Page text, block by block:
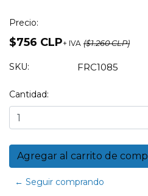
Precio:
$756 CLP+ IVA ($1.260 CLP)
SKU: FRC1085
Cantidad:
← Seguir comprando